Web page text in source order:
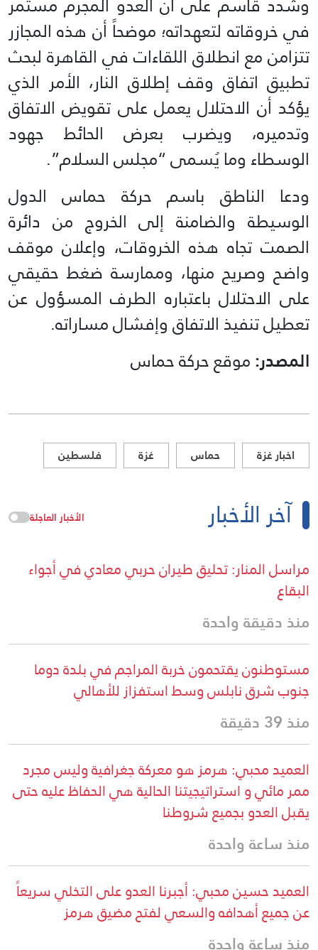
في خروقاته لتعهداته؛ موضحاً أن هذه المجازر
تتزامن مع انطلاق اللقاءات في القاهرة لبحث
تطبيق اتفاق وقف إطلاق النار، الأمر الذي
يؤكد أن الاحتلال يعمل على تقويض الاتفاق
وتدميره، ويضرب بعرض الحائط جهود
الوسطاء وما يُسمى “مجلس السلام”.
ودعا الناطق باسم حركة حماس الدول
الوسيطة والضامنة إلى الخروج من دائرة
الصمت تجاه هذه الخروقات، وإعلان موقف
واضح وصريح منها، وممارسة ضغط حقيقي
على الاحتلال باعتباره الطرف المسؤول عن
تعطيل تنفيذ الاتفاق وإفشال مساراته.
المصدر:موقع حركة حماس
اخبار غزة حماس غزة فلسطين
آخر الأخبار الأخبار العاجلة
مراسل المنار: تحليق طيران حربي معادي في أجواء
البقاع
منذ دقيقة واحدة
مستوطنون يقتحمون خربة المراجم في بلدة دوما
جنوب شرق نابلس وسط استفزاز للأهالي
منذ 39 دقيقة
العميد محبي: هرمز هو معركة جغرافية وليس مجرد
ممر مائي و استراتيجيتنا الحالية هي الحفاظ عليه حتى
يقبل العدو بجميع شروطنا
منذ ساعة واحدة
العميد حسين محبي: أجبرنا العدو على التخلي سريعاً
عن جميع أهدافه والسعي لفتح مضيق هرمز
منذ ساعة واحدة